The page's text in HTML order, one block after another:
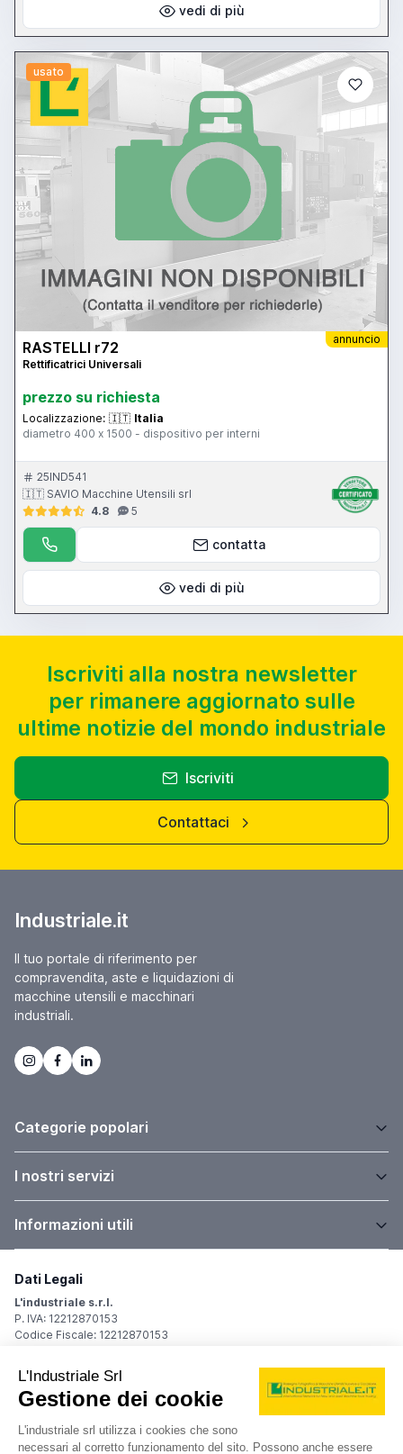
vedi di più
usato
annuncio
RASTELLI r72
Rettificatrici Universali
prezzo su richiesta
Localizzazione: 🇮🇹 Italia
diametro 400 x 1500 - dispositivo per interni
25IND541
🇮🇹 SAVIO Macchine Utensili srl
4.8
5
contatta
vedi di più
Iscriviti alla nostra newsletter
per rimanere aggiornato sulle
ultime notizie del mondo industriale
Iscriviti
Contattaci
Industriale.it
Il tuo portale di riferimento per
compravendita, aste e liquidazioni di
macchine utensili e macchinari
industriali.
Categorie popolari
I nostri servizi
Informazioni utili
Dati Legali
L'industriale s.r.l.
P. IVA: 12212870153
Codice Fiscale: 12212870153
Sede Legale
Via Carlo Dolci, 32
20148 Milano (MI)
Italy